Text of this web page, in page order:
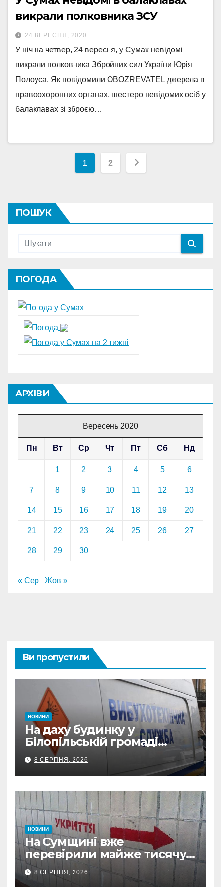
викрали полковника ЗСУ
24 ВЕРЕСНЯ, 2020
У ніч на четвер, 24 вересня, у Сумах невідомі
викрали полковника Збройних сил України Юрія
Полоуса. Як повідомили OBOZREVATEL джерела в
правоохоронних органах, шестеро невідомих осіб у
балаклавах зі зброєю…
Пагінація
1 2
ПОШУК
ПОГОДА
АРХІВИ
Вересень 2020
Пн Вт Ср Чт Пт Сб Нд
1 2 3 4 5 6
7 8 9 10 11 12 13
14 15 16 17 18 19 20
21 22 23 24 25 26 27
28 29 30
« Сер Жов »
Ви пропустили
НОВИНИ
На даху будинку у
Білопільській громаді
знайшли 120-мм міну
8 СЕРПНЯ, 2026
НОВИНИ
На Сумщині вже
перевірили майже тисячу
укриттів: де виявили
замкнені двері
8 СЕРПНЯ, 2026